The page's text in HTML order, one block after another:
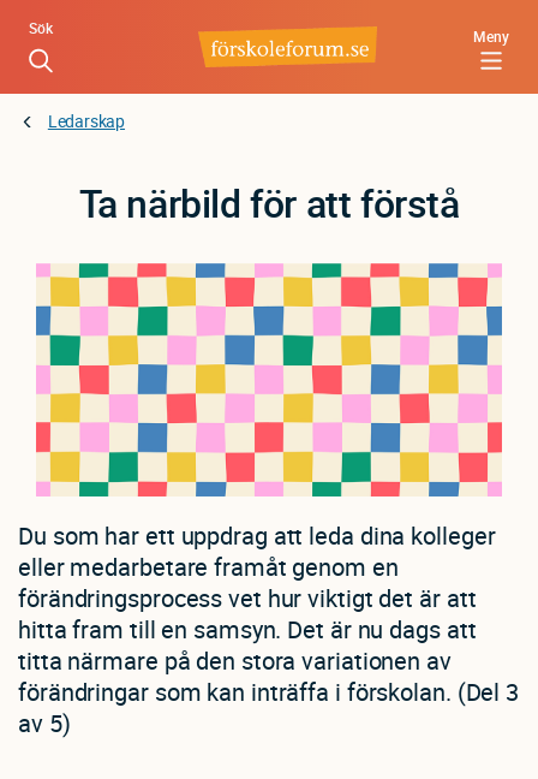
Hoppa
huvudinnehåll
Meny
Sök
Ledarskap
Ta närbild för att förstå
Du som har ett uppdrag att leda dina kolleger
eller medarbetare framåt genom en
förändringsprocess vet hur viktigt det är att
hitta fram till en samsyn. Det är nu dags att
titta närmare på den stora variationen av
förändringar som kan inträffa i förskolan. (Del 3
av 5)